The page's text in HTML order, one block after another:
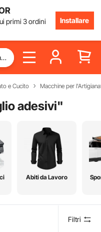
primi 3 ordini
Installare
e Cucito Macchine per
adesivi"
Abiti da Lavoro
Filtri